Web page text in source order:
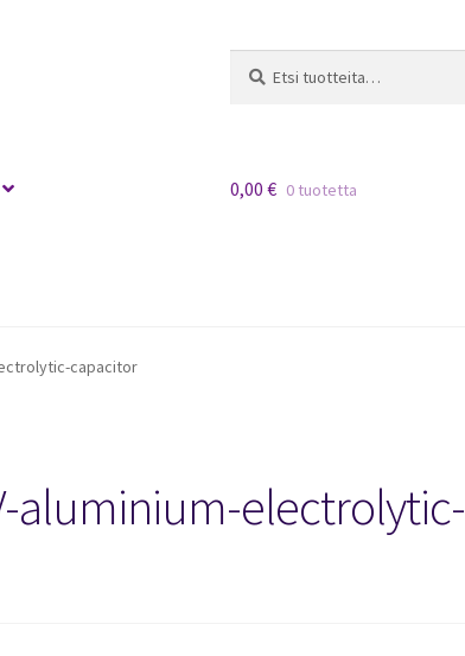
0,00 € 0 tuotetta
capacitor
aluminium-electrolytic-